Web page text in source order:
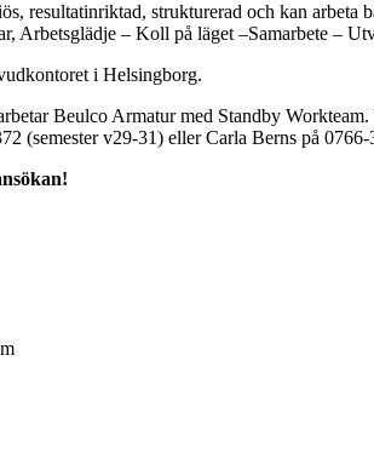
resultatinriktad, strukturerad och kan
Arbetsglädje – Koll på läget –Samarbete –
i Helsingborg.
Beulco Armatur med Standby
(semester v29-31) eller Carla Berns på 0766-